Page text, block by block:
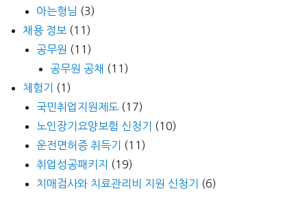
아는형님 (3)
채용 정보 (11)
공무원 (11)
공무원 공채 (11)
체험기
(1)
국민취업지원제도 (17)
노인장기요양보험 신청기
(10)
운전면허증 취득기
(11)
취업성공패키지
(19)
치매검사와 치료관리비 지원 신청기
(6)